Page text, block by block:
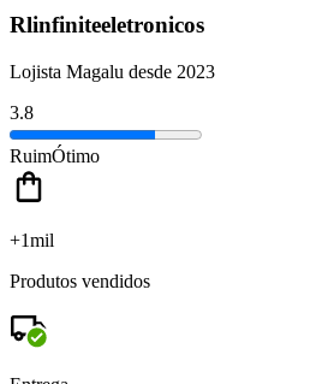
Rlinfiniteeletronicos
Lojista Magalu desde 2023
3.8
RuimÓtimo
+1mil
Produtos vendidos